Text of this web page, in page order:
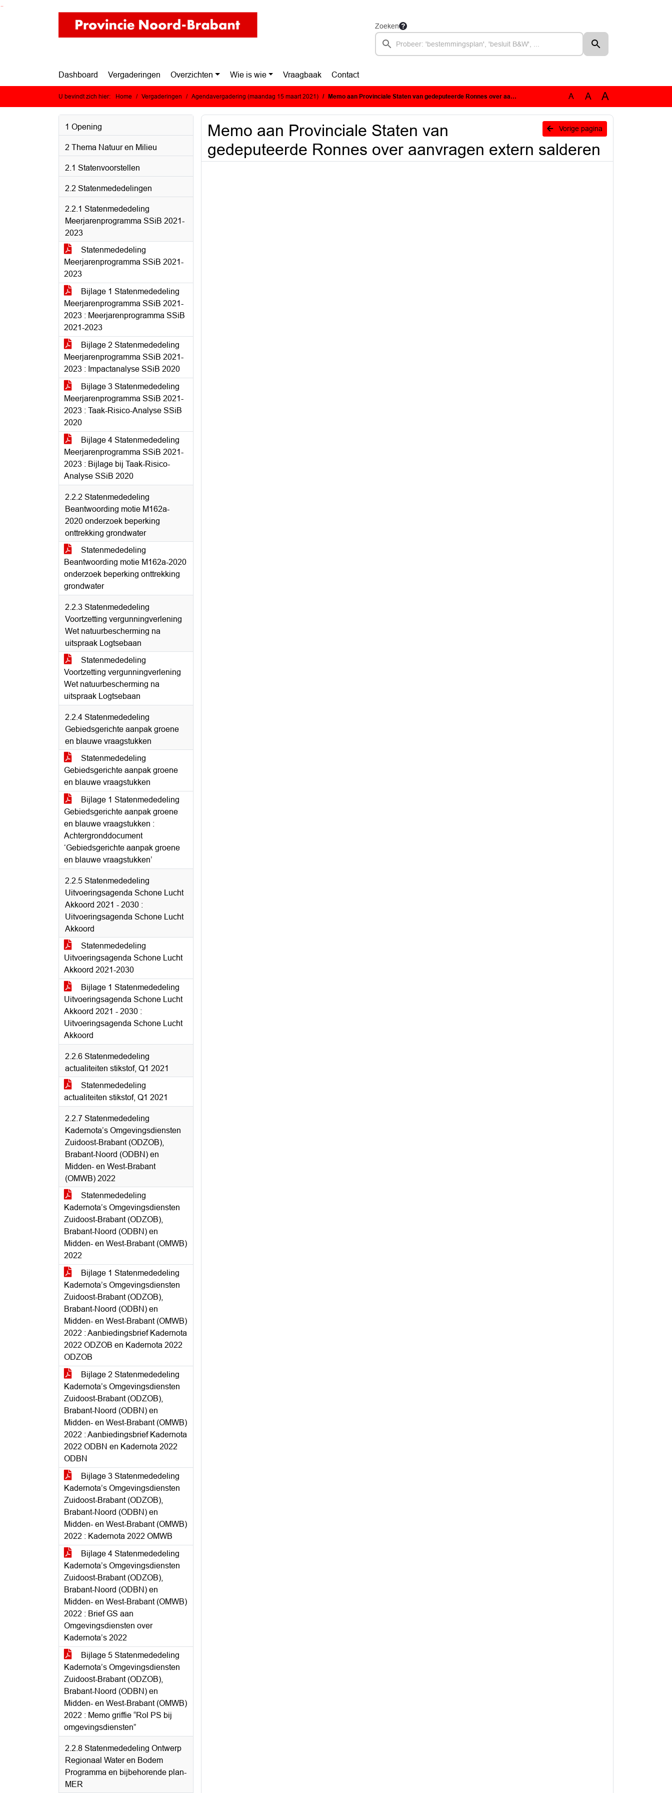
Ga naar de inhoud van deze pagina
Ga naar het zoeken
Ga naar het menu
Zoeken
Dashboard Vergaderingen Overzichten Wie is wie Vraagbaak Contact
U bevindt zich hier: Home Vergaderingen Agendavergadering (maandag 15 maart 2021) Memo aan Provinciale Staten van gedeputeerde Ronnes over aanvragen extern salderen A A A
1 Opening
2 Thema Natuur en Milieu
2.1 Statenvoorstellen
2.2 Statenmededelingen
2.2.1 Statenmededeling
Meerjarenprogramma SSiB 2021-
2023
Statenmededeling
Meerjarenprogramma SSiB 2021-
2023
Bijlage 1 Statenmededeling
Meerjarenprogramma SSiB 2021-
2023 : Meerjarenprogramma SSiB
2021-2023
Bijlage 2 Statenmededeling
Meerjarenprogramma SSiB 2021-
2023 : Impactanalyse SSiB 2020
Bijlage 3 Statenmededeling
Meerjarenprogramma SSiB 2021-
2023 : Taak-Risico-Analyse SSiB
2020
Bijlage 4 Statenmededeling
Meerjarenprogramma SSiB 2021-
2023 : Bijlage bij Taak-Risico-
Analyse SSiB 2020
2.2.2 Statenmededeling
Beantwoording motie M162a-
2020 onderzoek beperking
onttrekking grondwater
Statenmededeling
Beantwoording motie M162a-2020
onderzoek beperking onttrekking
grondwater
2.2.3 Statenmededeling
Voortzetting vergunningverlening
Wet natuurbescherming na
uitspraak Logtsebaan
Statenmededeling
Voortzetting vergunningverlening
Wet natuurbescherming na
uitspraak Logtsebaan
2.2.4 Statenmededeling
Gebiedsgerichte aanpak groene
en blauwe vraagstukken
Statenmededeling
Gebiedsgerichte aanpak groene
en blauwe vraagstukken
Bijlage 1 Statenmededeling
Gebiedsgerichte aanpak groene
en blauwe vraagstukken :
Achtergronddocument
‘Gebiedsgerichte aanpak groene
en blauwe vraagstukken’
2.2.5 Statenmededeling
Uitvoeringsagenda Schone Lucht
Akkoord 2021 - 2030 :
Uitvoeringsagenda Schone Lucht
Akkoord
Statenmededeling
Uitvoeringsagenda Schone Lucht
Akkoord 2021-2030
Bijlage 1 Statenmededeling
Uitvoeringsagenda Schone Lucht
Akkoord 2021 - 2030 :
Uitvoeringsagenda Schone Lucht
Akkoord
2.2.6 Statenmededeling
actualiteiten stikstof, Q1 2021
Statenmededeling
actualiteiten stikstof, Q1 2021
2.2.7 Statenmededeling
Kadernota’s Omgevingsdiensten
Zuidoost-Brabant (ODZOB),
Brabant-Noord (ODBN) en
Midden- en West-Brabant
(OMWB) 2022
Statenmededeling
Kadernota’s Omgevingsdiensten
Zuidoost-Brabant (ODZOB),
Brabant-Noord (ODBN) en
Midden- en West-Brabant (OMWB)
2022
Bijlage 1 Statenmededeling
Kadernota’s Omgevingsdiensten
Zuidoost-Brabant (ODZOB),
Brabant-Noord (ODBN) en
Midden- en West-Brabant (OMWB)
2022 : Aanbiedingsbrief Kadernota
2022 ODZOB en Kadernota 2022
ODZOB
Bijlage 2 Statenmededeling
Kadernota’s Omgevingsdiensten
Zuidoost-Brabant (ODZOB),
Brabant-Noord (ODBN) en
Midden- en West-Brabant (OMWB)
2022 : Aanbiedingsbrief Kadernota
2022 ODBN en Kadernota 2022
ODBN
Bijlage 3 Statenmededeling
Kadernota’s Omgevingsdiensten
Zuidoost-Brabant (ODZOB),
Brabant-Noord (ODBN) en
Midden- en West-Brabant (OMWB)
2022 : Kadernota 2022 OMWB
Bijlage 4 Statenmededeling
Kadernota’s Omgevingsdiensten
Zuidoost-Brabant (ODZOB),
Brabant-Noord (ODBN) en
Midden- en West-Brabant (OMWB)
2022 : Brief GS aan
Omgevingsdiensten over
Kadernota’s 2022
Bijlage 5 Statenmededeling
Kadernota’s Omgevingsdiensten
Zuidoost-Brabant (ODZOB),
Brabant-Noord (ODBN) en
Midden- en West-Brabant (OMWB)
2022 : Memo griffie “Rol PS bij
omgevingsdiensten”
2.2.8 Statenmededeling Ontwerp
Regionaal Water en Bodem
Programma en bijbehorende plan-
MER
Vorige pagina
Memo aan Provinciale Staten van
gedeputeerde Ronnes over aanvragen extern salderen